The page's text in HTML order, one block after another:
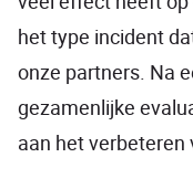
het type incident
onze partners. Na
gezamenlijke
aan het verbeteren